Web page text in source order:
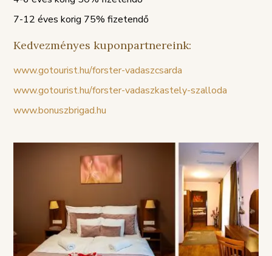
7-12 éves korig 75% fizetendő
Kedvezményes kuponpartnereink:
www.gotourist.hu/forster-vadaszcsarda
www.gotourist.hu/forster-vadaszkastely-szalloda
www.bonuszbrigad.hu